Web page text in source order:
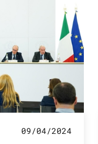
09/04/2024